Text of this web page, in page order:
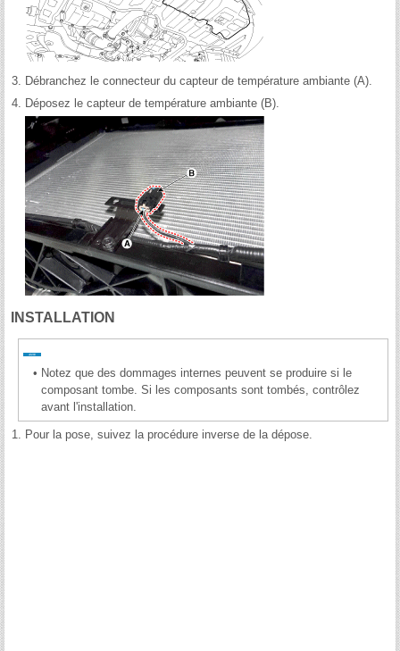
3. Débranchez le connecteur du capteur de température ambiante (A).
4. Déposez le capteur de température ambiante (B).
INSTALLATION
• Notez que des dommages internes peuvent se produire si le
composant tombe. Si les composants sont tombés, contrôlez
avant l'installation.
1. Pour la pose, suivez la procédure inverse de la dépose.